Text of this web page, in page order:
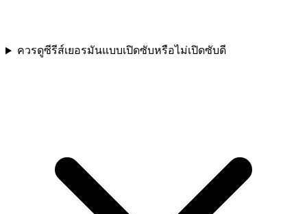
ควรดูซีรีส์เยอรมันแบบเปิดซับหรือไม่เปิดซับดี